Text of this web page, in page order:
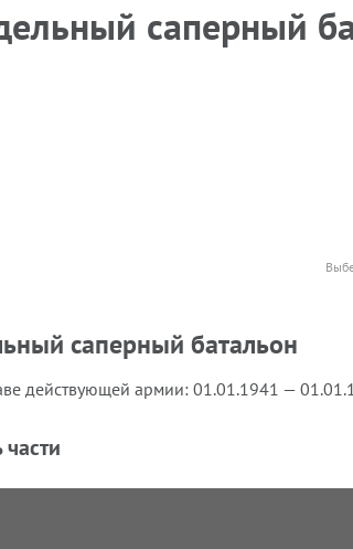
саперный
саперный батальон
действующей армии: 01.01.1941 —